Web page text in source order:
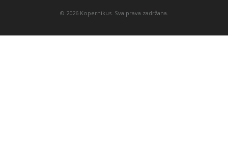
© 2026 Kopernikus. Sva prava zadržana.